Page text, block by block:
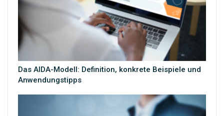
Das AIDA-Modell: Definition, konkrete Beispiele und
Anwendungstipps